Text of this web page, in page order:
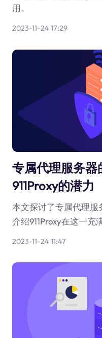
用。
2023-11-24 17:29
专属代理服务器
911Proxy的潜力
本文探讨了专属代理
介绍911Proxy在这一充
2023-11-24 11:47